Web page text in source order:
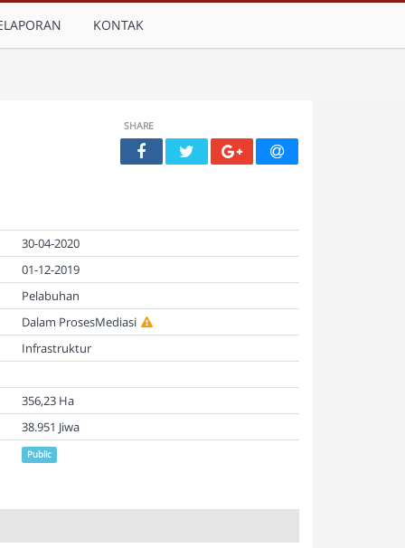
KONTAK
SHARE
30-04-2020
01-12-2019
Pelabuhan
Dalam ProsesMediasi
Infrastruktur
356,23 Ha
38.951 Jiwa
Public